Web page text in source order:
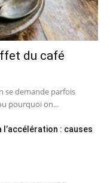
du café
se demande parfois
pourquoi on...
: causes